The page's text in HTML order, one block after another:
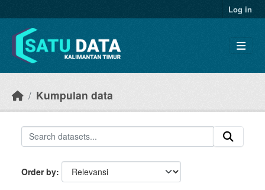
Log in
Kumpulan data
Order by